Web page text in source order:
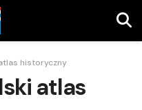
historyczny
atlas